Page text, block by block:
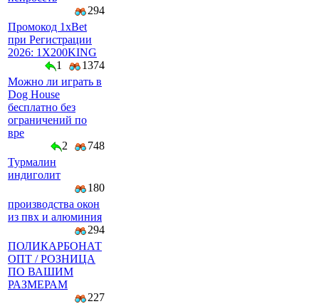
294
Промокод 1xBet
при Регистрации
2026: 1X200KING
1
1374
Можно ли играть в
Dog House
бесплатно без
ограничений по
вре
2
748
Турмалин
индиголит
180
производства окон
из пвх и алюминия
294
ПОЛИКАРБОНАТ
ОПТ / РОЗНИЦА
ПО ВАШИМ
РАЗМЕРАМ
227